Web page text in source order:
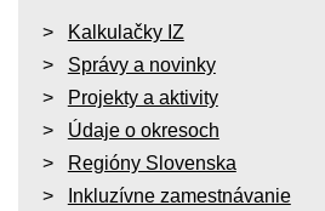
Kalkulačky IZ
Správy a novinky
Projekty a aktivity
Údaje o okresoch
Regióny Slovenska
Inkluzívne zamestnávanie